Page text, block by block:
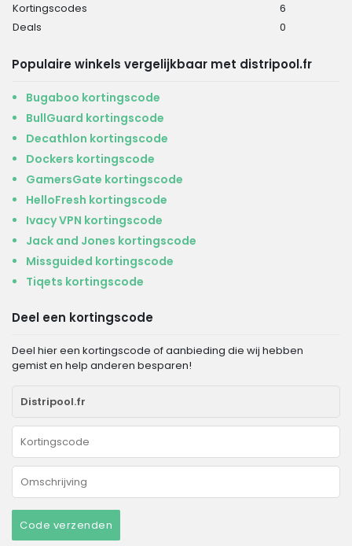
Kortingscodes
6
Deals
0
Populaire winkels vergelijkbaar met distripool.fr
Bugaboo kortingscode
BullGuard kortingscode
Decathlon kortingscode
Dockers kortingscode
GamersGate kortingscode
HelloFresh kortingscode
Ivacy VPN kortingscode
Jack and Jones kortingscode
Missguided kortingscode
Tiqets kortingscode
Deel een kortingscode
Deel hier een kortingscode of aanbieding die wij hebben
gemist en help anderen besparen!
Code verzenden